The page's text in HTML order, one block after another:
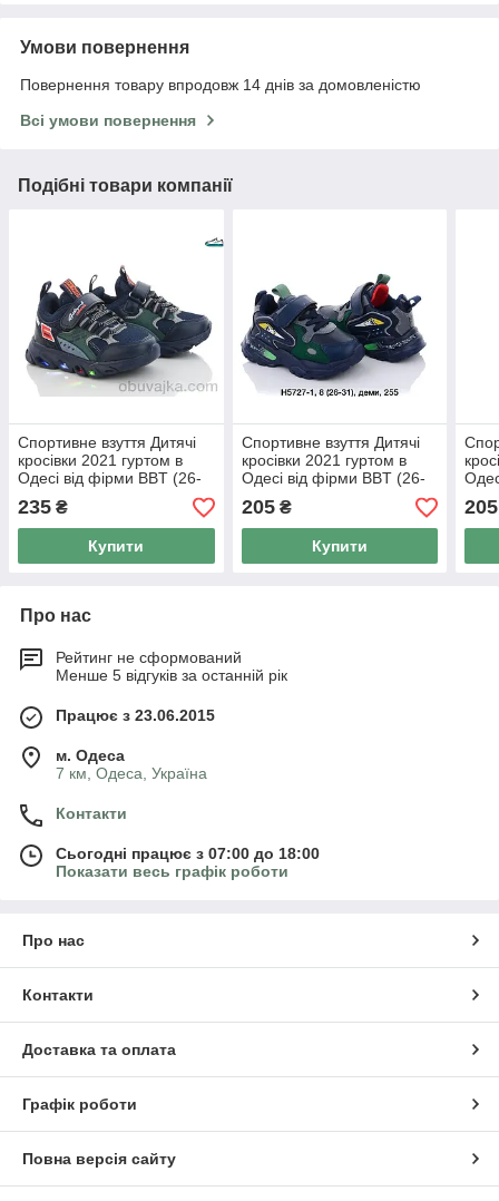
Умови повернення
Повернення товару впродовж 14 днів за домовленістю
Всі умови повернення
Подібні товари компанії
Спортивне взуття Дитячі
кросівки 2021 гуртом в
Одесі від фірми BBT (26-
31)
235 ₴
Купити
Спортивне взуття Дитячі
кросівки 2021 гуртом в
Одесі від фірми BBT (26-
31)
205₴
Купити
31)
205
Про нас
Рейтинг не сформований
Менше 5 відгуків за останній рік
Працює з 23.06.2015
м. Одеса
7 км, Одеса, Україна
Контакти
Сьогодні працює з 07:00 до 18:00
Показати весь графік роботи
Про нас
Контакти
Доставка та оплата
Графік роботи
Повна версія сайту